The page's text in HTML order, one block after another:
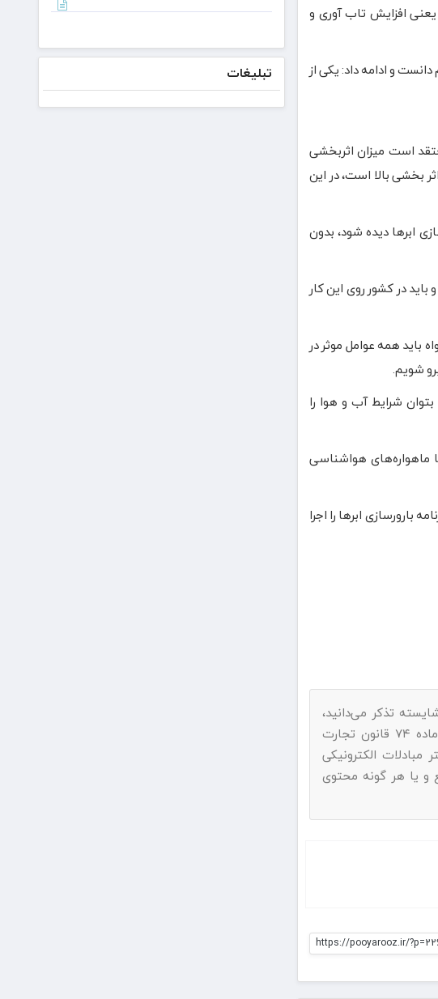
یعنی افزایش تاب آوری و
و ادامه داد: یکی از
است میزان اثربخشی
بخشی بالا است، در این
ابرها دیده شود، بدون
در کشور روی این کار
باید همه عوامل موثر در
شویم.
شرایط آب و هوا را
ماهواره‌های هواشناسی
ابرها را اجرا
تذکر می‌دانید،
پیامک بفرمایید.با استناد به ماده ۷۴ قانون تجارت
مبادلات الکترونیکی
و یا هر گونه محتوی
https://pooyarooz.ir/
تبلیغات